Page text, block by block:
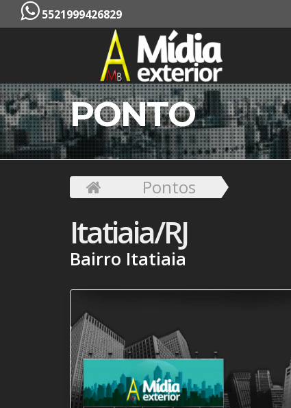
5521999426829
PONTO
Pontos
Itatiaia/RJ
Bairro Itatiaia